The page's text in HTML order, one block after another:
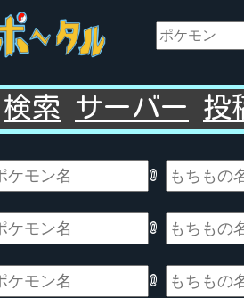
検索 サーバー 投
@
@
@